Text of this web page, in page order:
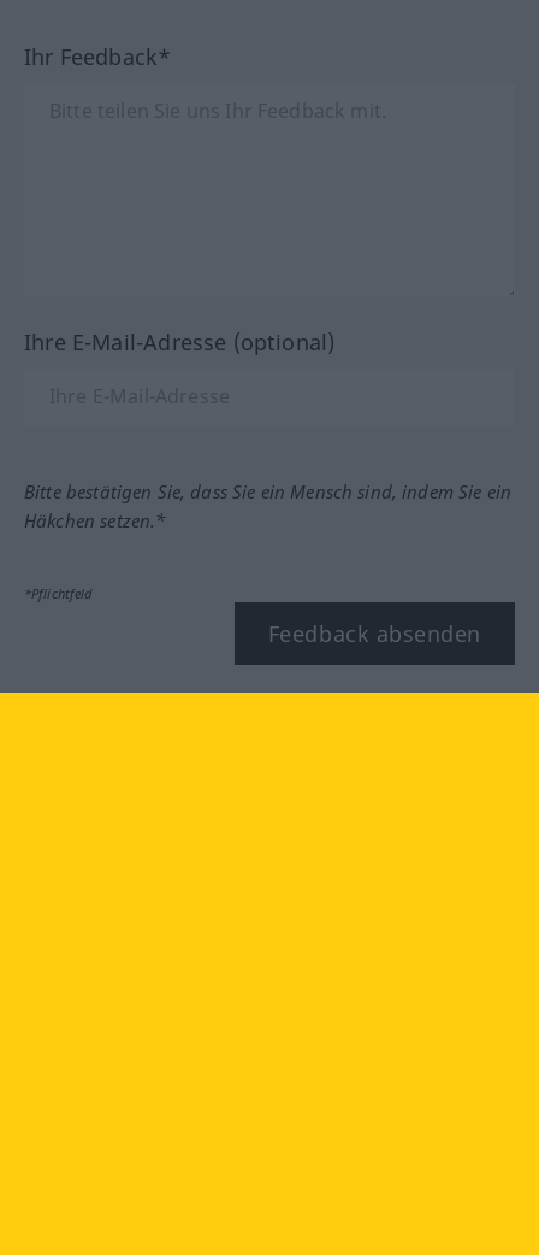
Ihr Feedback*
Ihre E-Mail-Adresse (optional)
Bitte bestätigen Sie, dass Sie ein Mensch sind, indem Sie ein
Häkchen setzen.*
*Pflichtfeld
Feedback absenden